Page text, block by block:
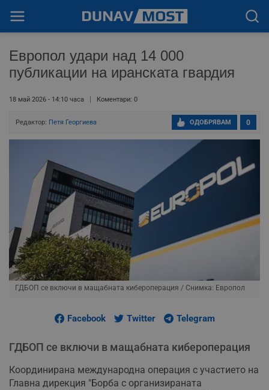
Европол удари над 14 000
публикации на иранската гвардия
18 май 2026 - 14:10 часа Коментари: 0
Редактор: Петя Георгиева 0
ОДОБРЯВАМ
ГДБОП се включи в мащабната кибероперация / Снимка: Европол
Facebook Twitter Telegram
ГДБОП се включи в мащабната кибероперация
Координирана международна операция с участието на
Главна дирекция "Борба с организираната